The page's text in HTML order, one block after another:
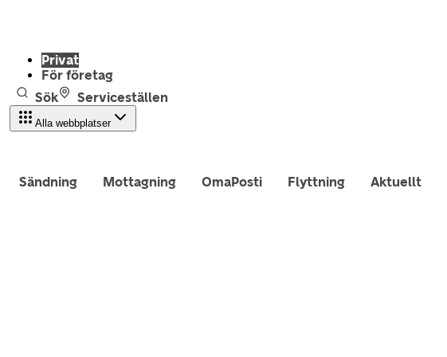
Privat
För företag
Sök
Serviceställen
Alla webbplatser
Sändning Mottagning OmaPosti Flyttning Aktuellt